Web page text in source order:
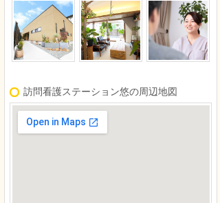
訪問看護ステーション悠の周辺地図